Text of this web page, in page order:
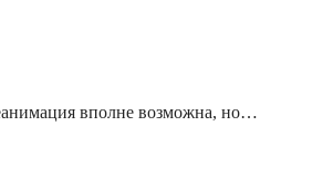
вполне возможна, но…